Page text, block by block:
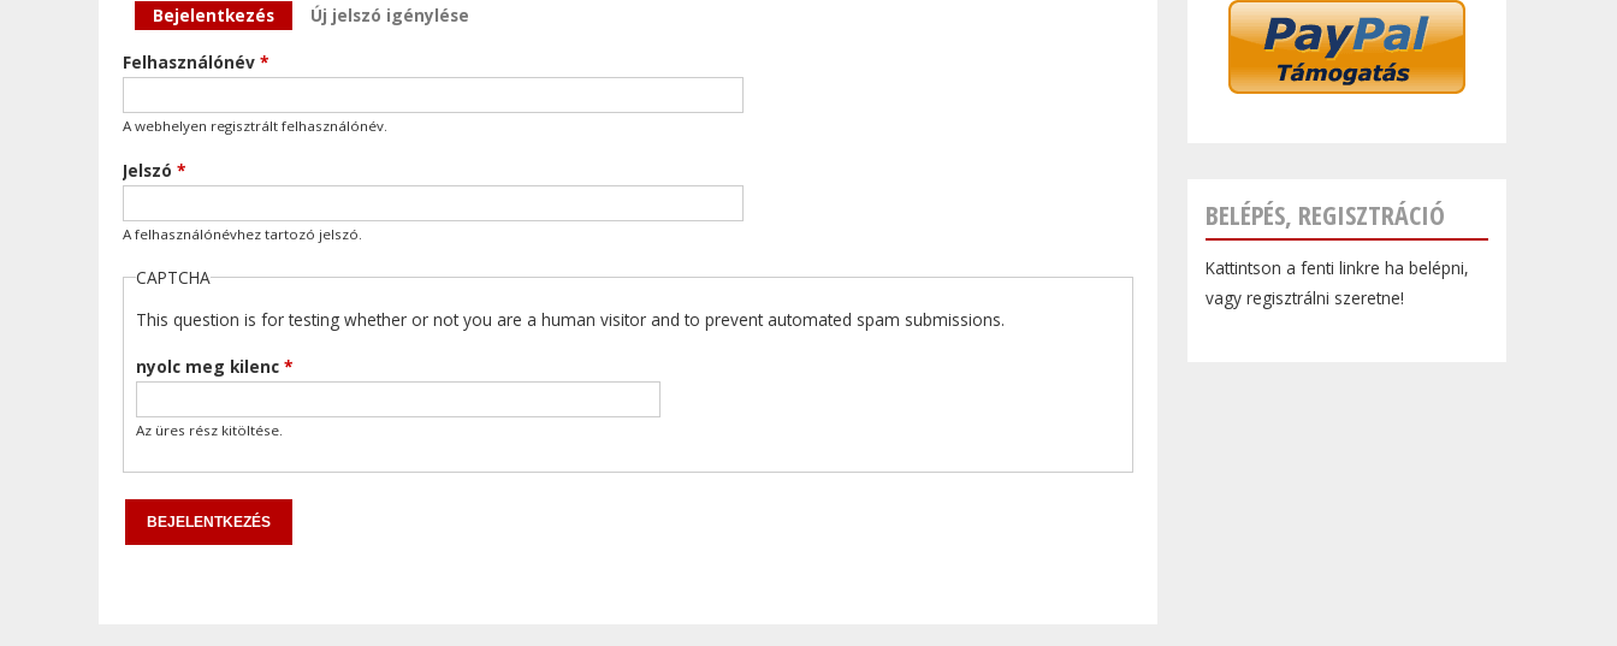
Elsődleges fülek
Bejelentkezés (aktív fül)
Új jelszó igénylése
Felhasználónév *
A webhelyen regisztrált felhasználónév.
Jelszó *
A felhasználónévhez tartozó jelszó.
CAPTCHA
This question is for testing whether or not you are a human visitor and to prevent automated spam submissions.
nyolc meg kilenc *
Az üres rész kitöltése.
BELÉPÉS, REGISZTRÁCIÓ
Kattintson a fenti linkre ha belépni,
vagy regisztrálni szeretne!